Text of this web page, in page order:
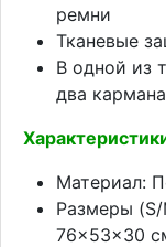
ремни
Тканевые
В одной из
два
Материал:
Размеры
76x53x30